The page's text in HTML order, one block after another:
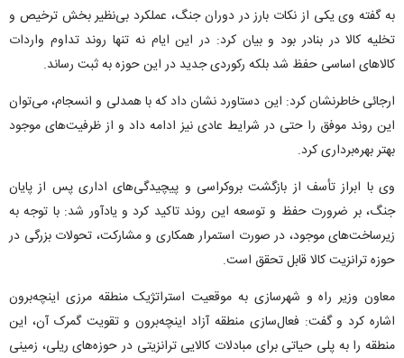
به گفته وی یکی از نکات بارز در دوران جنگ، عملکرد بی‌نظیر بخش ترخیص و
تخلیه کالا در بنادر بود و بیان کرد: در این ایام نه تنها روند تداوم واردات
کالا‌های اساسی حفظ شد بلکه رکوردی جدید در این حوزه به ثبت رساند.
ارجائی خاطرنشان کرد: این دستاورد نشان داد که با همدلی و انسجام، می‌توان
این روند موفق را حتی در شرایط عادی نیز ادامه داد و از ظرفیت‌های موجود
بهتر بهره‌برداری کرد.
وی با ابراز تأسف از بازگشت بروکراسی و پیچیدگی‌های اداری پس از پایان
جنگ، بر ضرورت حفظ و توسعه این روند تاکید کرد و یادآور شد: با توجه به
زیرساخت‌های موجود، در صورت استمرار همکاری و مشارکت، تحولات بزرگی در
حوزه ترانزیت کالا قابل تحقق است.
معاون وزیر راه و شهرسازی به موقعیت استراتژیک منطقه مرزی اینچه‌برون
اشاره کرد و گفت: فعال‌سازی منطقه آزاد اینچه‌برون و تقویت گمرک آن، این
منطقه را به پلی حیاتی برای مبادلات کالایی ترانزیتی در حوزه‌های ریلی، زمینی